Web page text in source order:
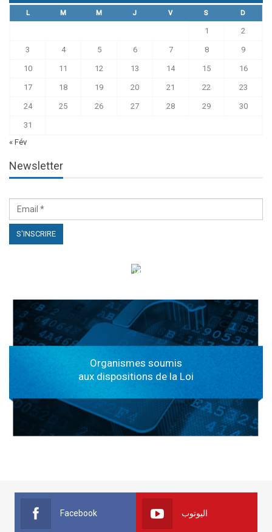
L M M J V S D
1 2
3 4 5 6 7 8 9
10 11 12 13 14 15 16
17 18 19 20 21 22 23
24 25 26 27 28 29 30
31
« Fév
Newsletter
الهياكل الخاضعة لقانون النفاذ إلى المعلومة
Organismes soumis
aux dispositions de la Loi
Facebook اليوتوب